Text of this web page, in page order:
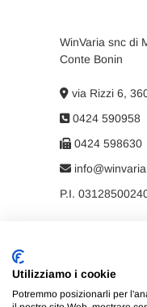
WinVaria snc di
Conte Bonin
via Rizzi 6,
0424 590958
0424 598630
P.I.
Utilizziamo i cookie
Potremmo posizionarli per